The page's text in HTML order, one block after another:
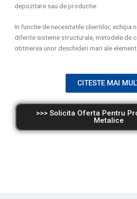
depozitare sau de productie.
In functie de necesitatile clientilor, echipa
diferite sisteme structurale, metodele de
obtinerea unor deschideri mari ale
CITESTE MAI
>>> Solicita Oferta Pentru
Metalice